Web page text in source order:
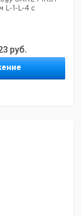
L-1-L-4 с
руб.